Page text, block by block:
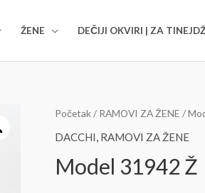
ŽENE DEČIJI OKVIRI | ZA
Početak/ RAMOVI ZA ŽENE /
DACCHI, RAMOVI ZA ŽENE
Model 31942 Ž